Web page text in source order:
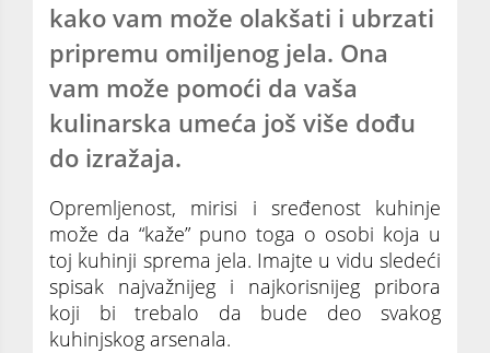
kako vam može olakšati i ubrzati
pripremu omiljenog jela. Ona
vam može pomoći da vaša
kulinarska umeća još više dođu
do izražaja.
Opremljenost, mirisi i sređenost kuhinje
može da “kaže” puno toga o osobi koja u
toj kuhinji sprema jela. Imajte u vidu sledeći
spisak najvažnijeg i najkorisnijeg pribora
koji bi trebalo da bude deo svakog
kuhinjskog arsenala.